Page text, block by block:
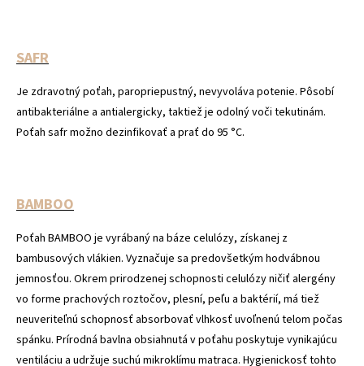
SAFR
Je zdravotný poťah, paropriepustný, nevyvoláva potenie. Pôsobí
antibakteriálne a antialergicky, taktiež je odolný voči tekutinám.
Poťah safr možno dezinfikovať a prať do 95 °C.
BAMBOO
Poťah BAMBOO je vyrábaný na báze celulózy, získanej z
bambusových vlákien. Vyznačuje sa predovšetkým hodvábnou
jemnosťou. Okrem prirodzenej schopnosti celulózy ničiť alergény
vo forme prachových roztočov, plesní, peľu a baktérií, má tiež
neuveriteľnú schopnosť absorbovať vlhkosť uvoľnenú telom počas
spánku. Prírodná bavlna obsiahnutá v poťahu poskytuje vynikajúcu
ventiláciu a udržuje suchú mikroklímu matraca. Hygienickosť tohto